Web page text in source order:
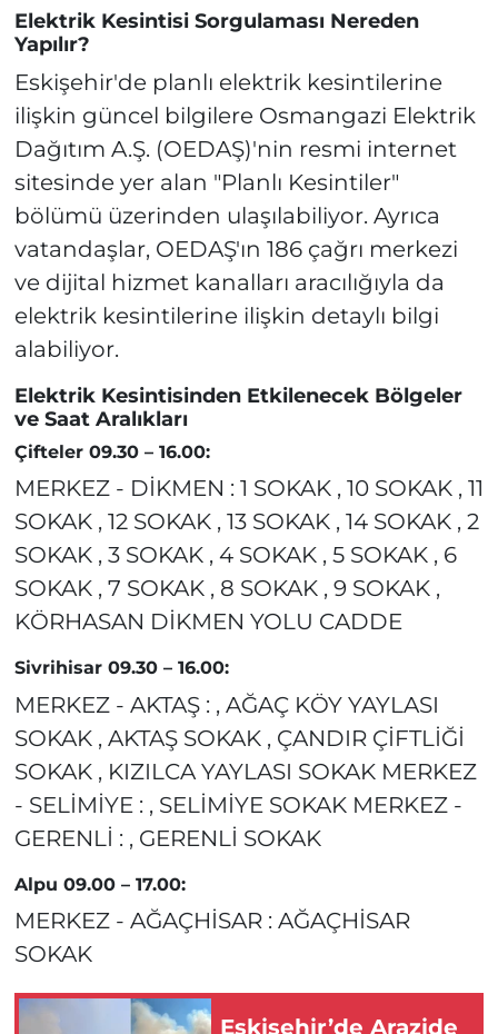
Elektrik Kesintisi Sorgulaması Nereden
Yapılır?
Eskişehir'de planlı elektrik kesintilerine
ilişkin güncel bilgilere Osmangazi Elektrik
Dağıtım A.Ş. (OEDAŞ)'nin resmi internet
sitesinde yer alan "Planlı Kesintiler"
bölümü üzerinden ulaşılabiliyor. Ayrıca
vatandaşlar, OEDAŞ'ın 186 çağrı merkezi
ve dijital hizmet kanalları aracılığıyla da
elektrik kesintilerine ilişkin detaylı bilgi
alabiliyor.
Elektrik Kesintisinden Etkilenecek Bölgeler
ve Saat Aralıkları
Çifteler 09.30 – 16.00:
MERKEZ - DİKMEN : 1 SOKAK , 10 SOKAK , 11
SOKAK , 12 SOKAK , 13 SOKAK , 14 SOKAK , 2
SOKAK , 3 SOKAK , 4 SOKAK , 5 SOKAK , 6
SOKAK , 7 SOKAK , 8 SOKAK , 9 SOKAK ,
KÖRHASAN DİKMEN YOLU CADDE
Sivrihisar 09.30 – 16.00:
MERKEZ - AKTAŞ : , AĞAÇ KÖY YAYLASI
SOKAK , AKTAŞ SOKAK , ÇANDIR ÇİFTLİĞİ
SOKAK , KIZILCA YAYLASI SOKAK MERKEZ
- SELİMİYE : , SELİMİYE SOKAK MERKEZ -
GERENLİ : , GERENLİ SOKAK
Alpu 09.00 – 17.00:
MERKEZ - AĞAÇHİSAR : AĞAÇHİSAR
SOKAK
Eskişehir’de Arazide